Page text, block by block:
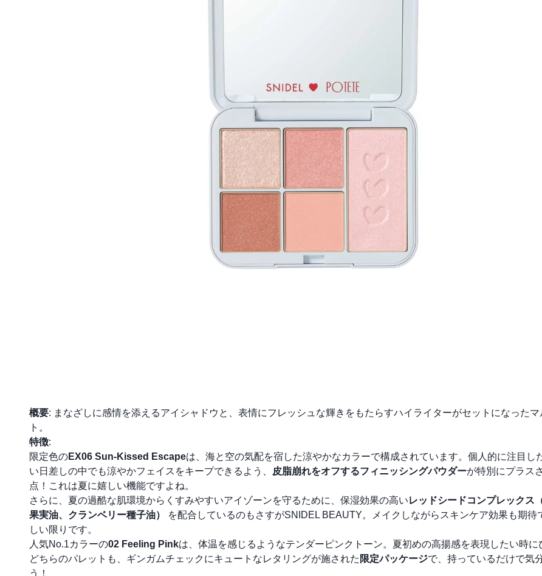
概要: まなざしに感情を添えるアイシャドウと、表情にフレッシュな輝きをもたらすハイライターがセットになったマ
ト。
特徴:
限定色のEX06 Sun-Kissed Escapeは、海と空の気配を宿した涼やかなカラーで構成されています。個人的に注目し
い日差しの中でも涼やかフェイスをキープできるよう、
皮脂崩れをオフするフィニッシングパウダーが特別にプラス
点！これは夏に嬉しい機能ですよね。
さらに、夏の過酷な肌環境からくすみやすいアイゾーンを守るために、保湿効果の高いレッドシードコンプレックス
果実油、クランベリー種子油）
を配合しているのもさすがSNIDEL BEAUTY。メイクしながらスキンケア効果も期待
しい限りです。
人気No.1カラーの02 Feeling Pinkは、体温を感じるようなテンダーピンクトーン。夏初めの高揚感を表現したい時に
どちらのパレットも、ギンガムチェックにキュートなレタリングが施された 限定パッケージで、持っているだけで気
う！